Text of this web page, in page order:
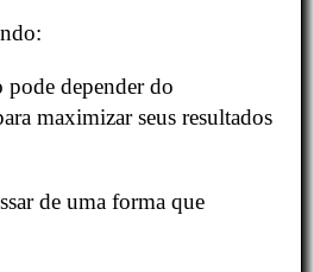
depender do
maximizar seus resultados
de uma forma que